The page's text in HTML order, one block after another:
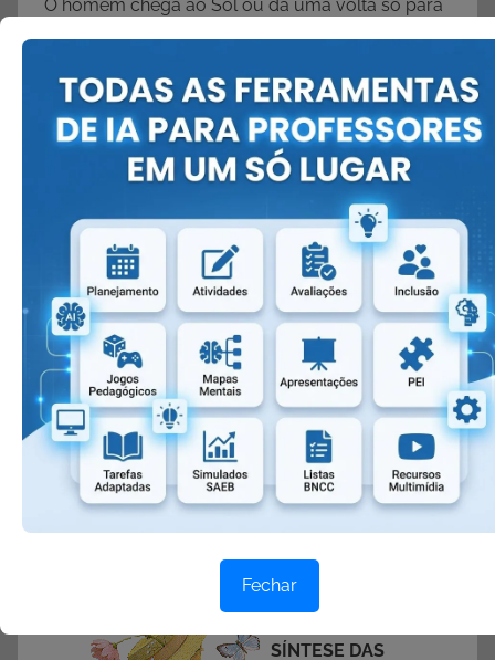
O homem chega ao Sol ou dá uma volta só para
te ver?
no Sol.
Oõe o pé e: mas que chato é o Sol, falso touro
espanhol domado.
Restam outros sistemas fora do solar a colonizar.
Ao acabarem todos só resta ao homem (estará
equipado?)
A dificílima dangerosíssima viagem de si mesmo
a si mesmo:
por o pé no chão do seu coração, experimentar,
colonizar, civilizar, humanizar.
O homem descobrindo em suas próprias
inexploradas entranhas a perene, insuspeitada
alegria de con-viver.
(Carlos Drummond de Andrade)
SÍNTESE DAS
Fechar